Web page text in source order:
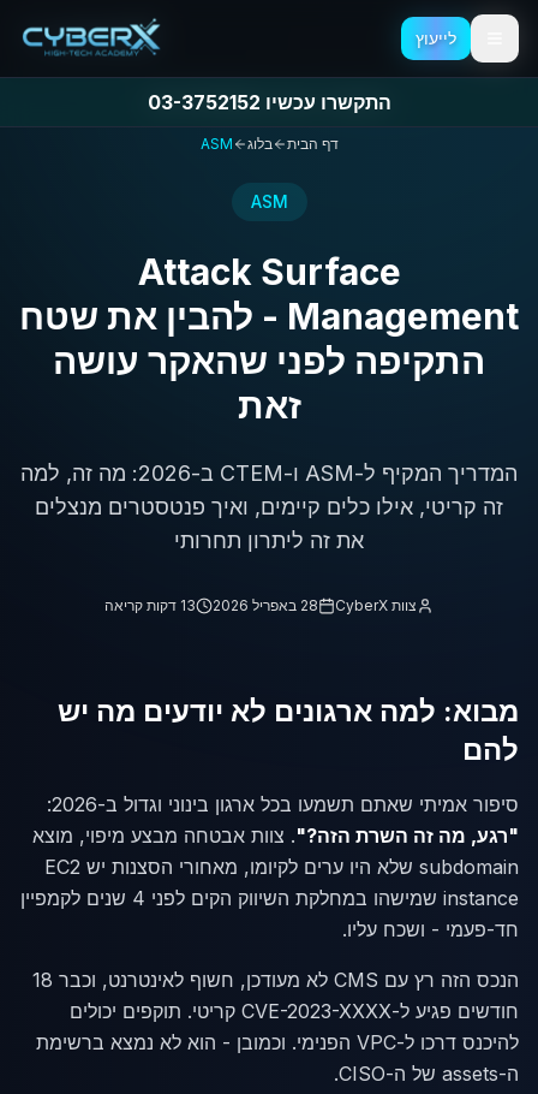
דלג לתוכן הראשידלג לתפריט לייעוץ
התקשרו עכשיו 03-3752152
לייעוץ
התקשרו עכשיו 03-3752152
דף הבית בלוג ASM
ASM
Attack Surface
Management - להבין את שטח
התקיפה לפני שהאקר עושה
זאת
המדריך המקיף ל-ASM ו-CTEM ב-2026: מה זה, למה
זה קריטי, אילו כלים קיימים, ואיך פנטסטרים מנצלים
את זה ליתרון תחרותי
צוות CyberX 28 באפריל 2026 13 דקות קריאה
מבוא: למה ארגונים לא יודעים מה יש
להם
סיפור אמיתי שאתם תשמעו בכל ארגון בינוני וגדול ב-2026:
"רגע, מה זה השרת הזה?". צוות אבטחה מבצע מיפוי, מוצא
subdomain שלא היו ערים לקיומו, מאחורי הסצנות יש EC2
instance שמישהו במחלקת השיווק הקים לפני 4 שנים לקמפיין
חד-פעמי - ושכח עליו.
הנכס הזה רץ עם CMS לא מעודכן, חשוף לאינטרנט, וכבר 18
חודשים פגיע ל-CVE-2023-XXXX קריטי. תוקפים יכולים
להיכנס דרכו ל-VPC הפנימי. וכמובן - הוא לא נמצא ברשימת
ה-assets של ה-CISO.